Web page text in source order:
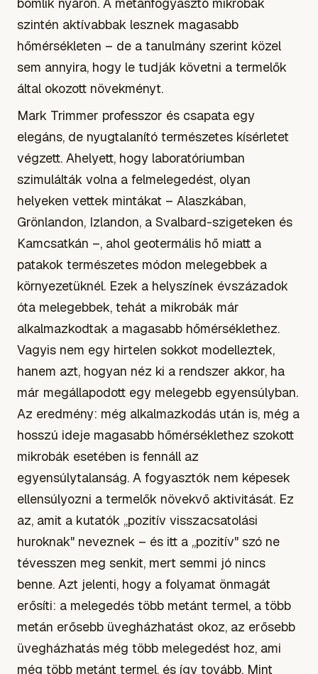
szintén aktívabbak lesznek magasabb
hőmérsékleten – de a tanulmány szerint közel
sem annyira, hogy le tudják követni a termelők
által okozott növekményt.
Mark Trimmer professzor és csapata egy
elegáns, de nyugtalanító természetes kísérletet
végzett. Ahelyett, hogy laboratóriumban
szimulálták volna a felmelegedést, olyan
helyeken vettek mintákat – Alaszkában,
Grönlandon, Izlandon, a Svalbard-szigeteken és
Kamcsatkán –, ahol geotermális hő miatt a
patakok természetes módon melegebbek a
környezetüknél. Ezek a helyszínek évszázadok
óta melegebbek, tehát a mikrobák már
alkalmazkodtak a magasabb hőmérséklethez.
Vagyis nem egy hirtelen sokkot modelleztek,
hanem azt, hogyan néz ki a rendszer akkor, ha
már megállapodott egy melegebb egyensúlyban.
Az eredmény: még alkalmazkodás után is, még a
hosszú ideje magasabb hőmérséklethez szokott
mikrobák esetében is fennáll az
egyensúlytalanság. A fogyasztók nem képesek
ellensúlyozni a termelők növekvő aktivitását. Ez
az, amit a kutatók „pozitív visszacsatolási
huroknak" neveznek – és itt a „pozitív" szó ne
tévesszen meg senkit, mert semmi jó nincs
benne. Azt jelenti, hogy a folyamat önmagát
erősíti: a melegedés több metánt termel, a több
metán erősebb üvegházhatást okoz, az erősebb
üvegházhatás még több melegedést hoz, ami
még több metánt termel, és így tovább. Mint